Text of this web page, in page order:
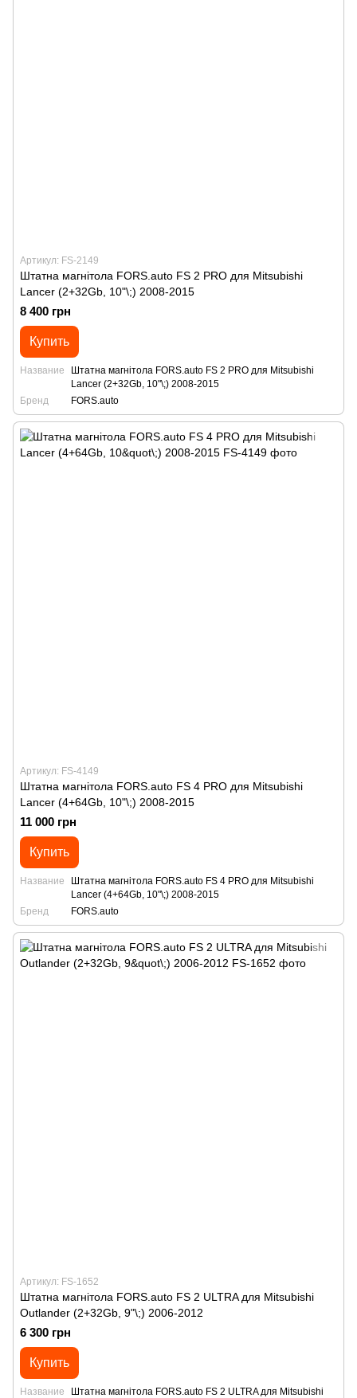
Артикул: FS-2149
Штатна магнітола FORS.auto FS 2 PRO для Mitsubishi
Lancer (2+32Gb, 10"\;) 2008-2015
8 400 грн
Купить
Название
Штатна магнітола FORS.auto FS 2 PRO для Mitsubishi
Lancer (2+32Gb, 10"\;) 2008-2015
Бренд
FORS.auto
Артикул: FS-4149
Штатна магнітола FORS.auto FS 4 PRO для Mitsubishi
Lancer (4+64Gb, 10"\;) 2008-2015
11 000 грн
Купить
Название
Штатна магнітола FORS.auto FS 4 PRO для Mitsubishi
Lancer (4+64Gb, 10"\;) 2008-2015
Бренд
FORS.auto
Артикул: FS-1652
Штатна магнітола FORS.auto FS 2 ULTRA для Mitsubishi
Outlander (2+32Gb, 9"\;) 2006-2012
6 300 грн
Купить
Название
Штатна магнітола FORS.auto FS 2 ULTRA для Mitsubishi